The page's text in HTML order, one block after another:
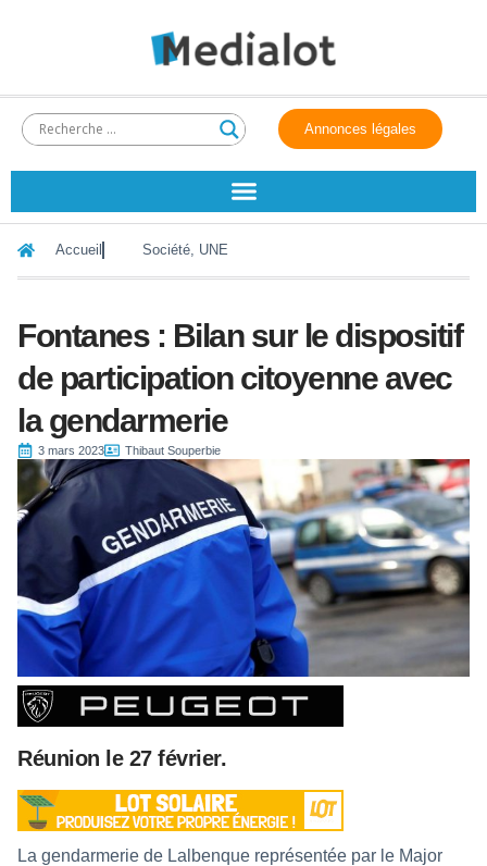
Annonces légales
Accueil Société, UNE
Fontanes : Bilan sur le dispositif
de participation citoyenne avec
la gendarmerie
3 mars 2023 Thibaut Souperbie
Réunion le 27 février.
La gendarmerie de Lalbenque représentée par le Major